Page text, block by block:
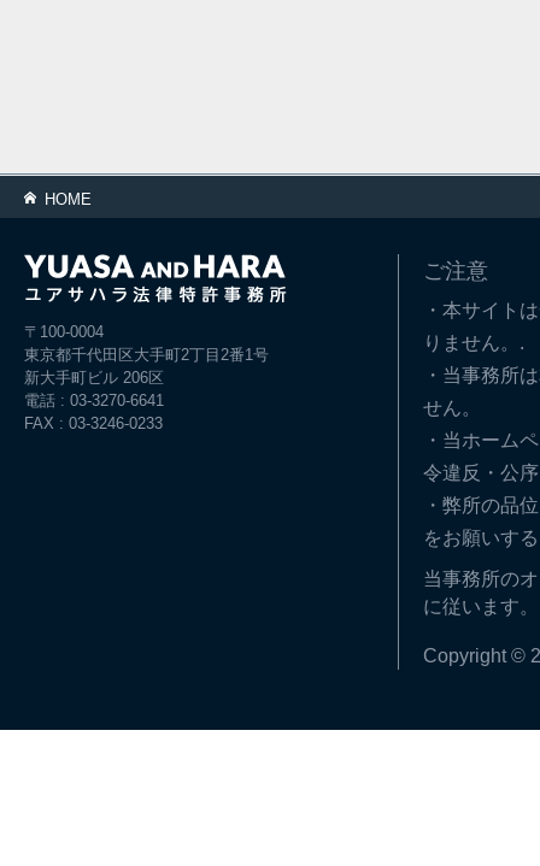
HOME
〒100-0004
東京都千代田区大手町2丁目2番1号
新大手町ビル 206区
電話 : 03-3270-6641
FAX : 03-3246-0233
ご注意
・本サイト
りません。.
・当事務所
せん。
・当ホーム
令違反・公
・弊所の品
をお願いす
当事務所の
に従います。
Copyright ©